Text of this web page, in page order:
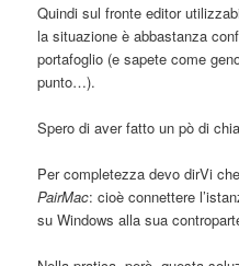
Quindi sul fronte editor
la situazione è abbastanza
portafoglio (e sapete come
punto…).
Spero di aver fatto un pò di
Per completezza devo dirVi
PairMac: cioè connettere
su Windows alla sua